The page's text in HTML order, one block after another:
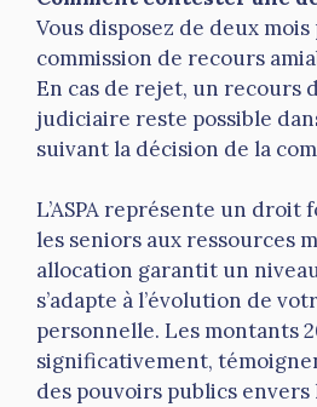
Vous disposez de deux
commission de recours
En cas de rejet, un recours
judiciaire reste possible
suivant la décision de la
L’ASPA représente un droit
les seniors aux ressources
allocation garantit un
s’adapte à l’évolution de
personnelle. Les montants
significativement,
des pouvoirs publics